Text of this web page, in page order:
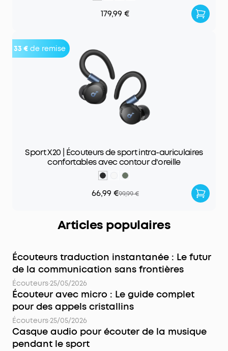
179,99 €
33 € de remise
Sport X20 | Écouteurs de sport intra-auriculaires
confortables avec contour d'oreille
66,99 €99,99 €
Articles populaires
Écouteurs traduction instantanée : Le futur
de la communication sans frontières
Écouteurs·25/05/2026
Écouteur avec micro : Le guide complet
pour des appels cristallins
Écouteurs·25/05/2026
Casque audio pour écouter de la musique
pendant le sport